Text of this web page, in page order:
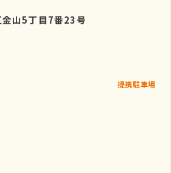
山5丁目7番23号
提携駐車場